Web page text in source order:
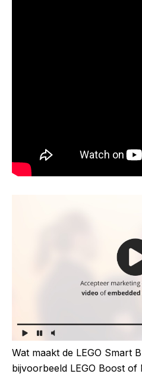
Wat maakt de LEGO Smart
bijvoorbeeld LEGO Boost